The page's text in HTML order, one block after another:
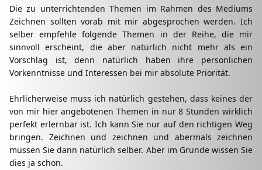
Die zu unterrichtenden Themen im Rahmen des Mediums
Zeichnen sollten vorab mit mir abgesprochen werden. Ich
selber empfehle folgende Themen in der Reihe, die mir
sinnvoll erscheint, die aber natürlich nicht mehr als ein
Vorschlag ist, denn natürlich haben ihre persönlichen
Vorkenntnisse und Interessen bei mir absolute Priorität.
Ehrlicherweise muss ich natürlich gestehen, dass keines der
von mir hier angebotenen Themen in nur 8 Stunden wirklich
perfekt erlernbar ist. Ich kann Sie nur auf den richtigen Weg
bringen. Zeichnen und zeichnen und abermals zeichnen
müssen Sie dann natürlich selber. Aber im Grunde wissen Sie
dies ja schon.